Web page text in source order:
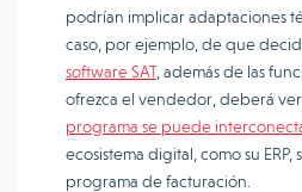
podrían implicar adaptaciones
caso, por ejemplo, de que
software SAT, además de las
ofrezca el vendedor, deberá
programa se puede
ecosistema digital, como su ERP,
programa de facturación.